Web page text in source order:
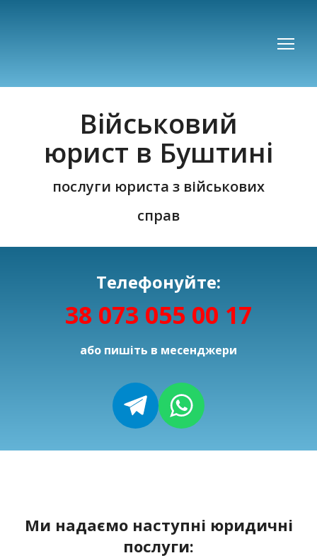
Військовий
юрист в Буштині
послуги юриста з військових
справ
Телефонуйте:
38 073 055 00 17
або пишіть в месенджери
Ми надаємо наступні юридичні
послуги: